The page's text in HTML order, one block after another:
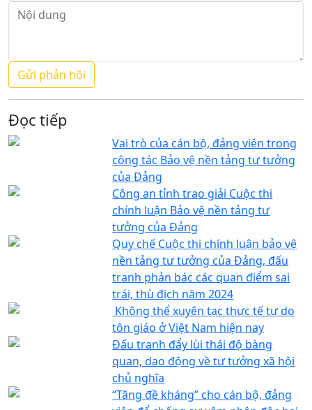
Đọc tiếp
Vai trò của cán bộ, đảng viên trong
công tác Bảo vệ nền tảng tư tưởng
của Đảng
Công an tỉnh trao giải Cuộc thi
chính luận Bảo vệ nền tảng tư
tưởng của Đảng
Quy chế Cuộc thi chính luận bảo vệ
nền tảng tư tưởng của Đảng, đấu
tranh phản bác các quan điểm sai
trái, thù địch năm 2024
Không thể xuyên tạc thực tế tự do
tôn giáo ở Việt Nam hiện nay
Đấu tranh đẩy lùi thái độ bàng
quan, dao động về tư tưởng xã hội
chủ nghĩa
“Tăng đề kháng” cho cán bộ, đảng